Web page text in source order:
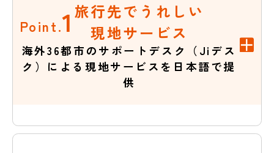
Point.1 旅行先でうれしい
現地サービス
海外36都市のサポートデスク（Jiデス
ク）による現地サービスを日本語で提
供